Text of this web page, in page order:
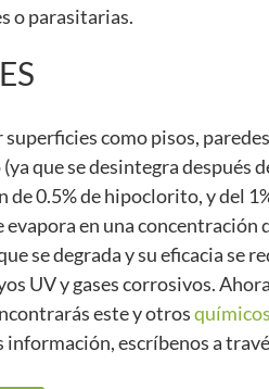
o parasitarias.
como pisos,
que se desintegra después
0.5% de hipoclorito, y del
en una concentración
se degrada y su eficacia se
UV y gases corrosivos.
este y otros
escríbenos a